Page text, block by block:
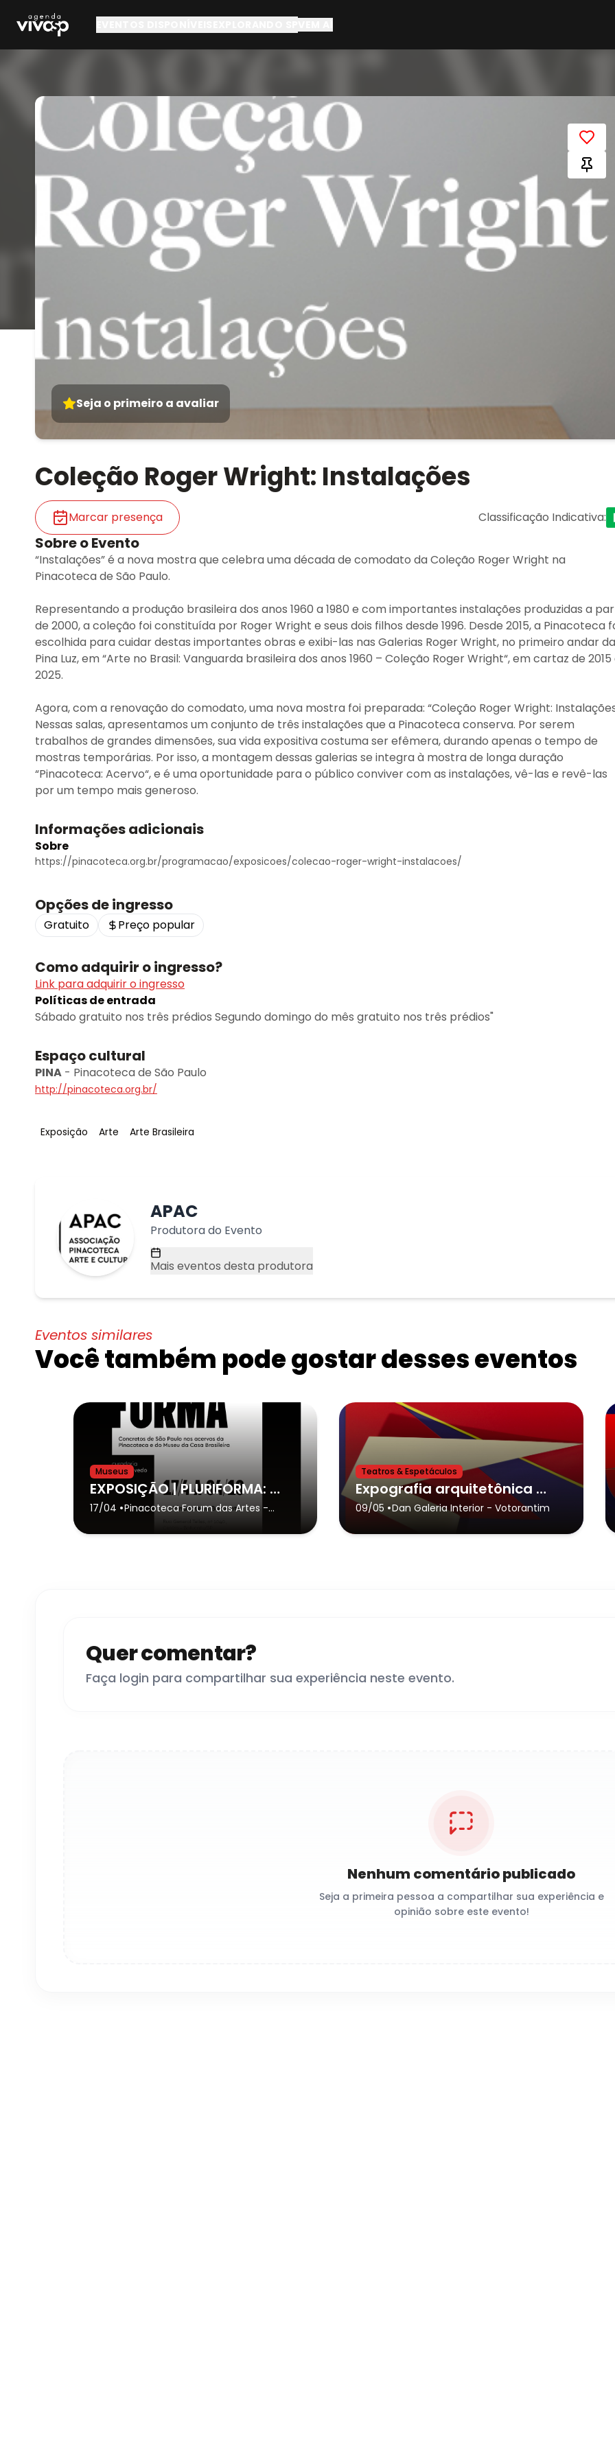
Seja o primeiro a avaliar
Coleção Roger Wright: Instalações
Marcar presença Classificação Indicativa:
Sobre o Evento
“Instalações” é a nova mostra que celebra uma década de comodato da Coleção Roger Wright na
Pinacoteca de São Paulo.
Representando a produção brasileira dos anos 1960 a 1980 e com importantes instalações produzidas a
de 2000, a coleção foi constituída por Roger Wright e seus dois filhos desde 1996. Desde 2015, a Pinacoteca
escolhida para cuidar destas importantes obras e exibi-las nas Galerias Roger Wright, no primeiro andar da
Pina Luz, em “Arte no Brasil: Vanguarda brasileira dos anos 1960 – Coleção Roger Wright“, em cartaz de 2015
2025.
Agora, com a renovação do comodato, uma nova mostra foi preparada: “Coleção Roger Wright:
Nessas salas, apresentamos um conjunto de três instalações que a Pinacoteca conserva. Por serem
trabalhos de grandes dimensões, sua vida expositiva costuma ser efêmera, durando apenas o tempo de
mostras temporárias. Por isso, a montagem dessas galerias se integra à mostra de longa duração
“Pinacoteca: Acervo“, e é uma oportunidade para o público conviver com as instalações, vê-las e revê-las
por um tempo mais generoso.
Informações adicionais
Sobre
https://pinacoteca.org.br/programacao/exposicoes/colecao-roger-wright-instalacoes/
Opções de ingresso
Gratuito Preço popular
Como adquirir o ingresso?
Link para adquirir o ingresso
Políticas de entrada
Sábado gratuito nos três prédios Segundo domingo do mês gratuito nos três prédios"
Espaço cultural
PINA - Pinacoteca de São Paulo
http://pinacoteca.org.br/
Tag:
Exposição Tag:
Arte Tag:
Arte Brasileira
APAC
Produtora do Evento
Mais eventos desta produtora
Eventos similares
Você também pode gostar desses eventos
Museus
EXPOSIÇÃO | PLURIFORMA: CONCRETOS DE SÃO PAULO
17/04 •Pinacoteca Forum das Artes -
Botucatu
Teatros & Espetáculos
Expografia arquitetônica aproxima artistas concretos e contemporâneos na DAN Galeria Interior
09/05 •Dan Galeria Interior - Votorantim
Quer comentar?
Faça login para compartilhar sua experiência neste evento.
Nenhum comentário publicado
Seja a primeira pessoa a compartilhar sua experiência e
opinião sobre este evento!